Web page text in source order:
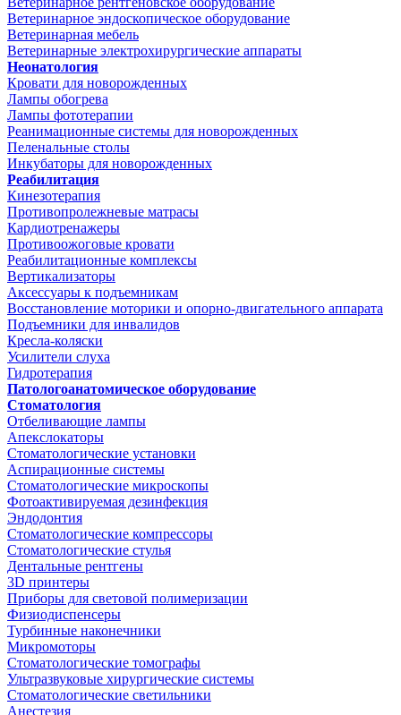
Ветеринарное эндоскопическое оборудование
Ветеринарная мебель
Ветеринарные электрохирургические аппараты
Неонатология
Кровати для новорожденных
Лампы обогрева
Лампы фототерапии
Реанимационные системы для новорожденных
Пеленальные столы
Инкубаторы для новорожденных
Реабилитация
Кинезотерапия
Противопролежневые матрасы
Кардиотренажеры
Противоожоговые кровати
Реабилитационные комплексы
Вертикализаторы
Аксессуары к подъемникам
Восстановление моторики и опорно-двигательного аппарата
Подъемники для инвалидов
Кресла-коляски
Усилители слуха
Гидротерапия
Патологоанатомическое оборудование
Стоматология
Отбеливающие лампы
Апекслокаторы
Стоматологические установки
Аспирационные системы
Стоматологические микроскопы
Фотоактивируемая дезинфекция
Эндодонтия
Стоматологические компрессоры
Стоматологические стулья
Дентальные рентгены
3D принтеры
Приборы для световой полимеризации
Физиодиспенсеры
Турбинные наконечники
Микромоторы
Стоматологические томографы
Ультразвуковые хирургические системы
Стоматологические светильники
Анестезия